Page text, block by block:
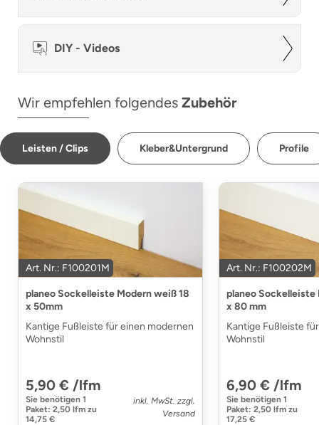
DIY - Videos
Wir empfehlen folgendes Zubehör
Leisten / Clips Kleber&Untergrund Profile
Art. Nr.: F100201M
planeo Sockelleiste Modern weiß 18
x 50mm
Kantige Fußleiste für einen modernen
Wohnstil
5,90 € /lfm
Sie benötigen 1
Paket: 2,50 lfm zu
14,75 €
inkl. MwSt. zzgl.
Versand
Art. Nr.: F100202M
planeo Sockelleiste
x 80 mm
Kantige Fußleiste
Wohnstil
6,90 € /lfm
Sie benötigen 1
Paket: 2,50 lfm zu
17,25 €